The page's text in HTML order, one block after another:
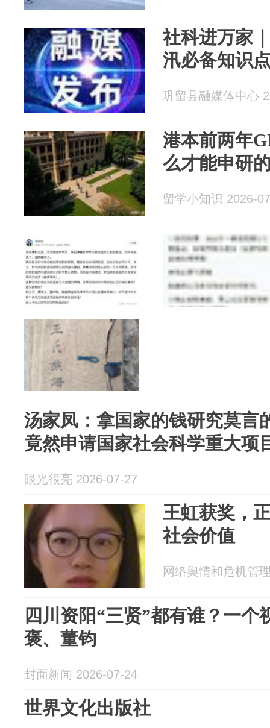
社科进万家
汛必备知识
巩留县融媒体中心
港本前两年
么才能申研
留学小知识 2026-
汤家凤：拿国家的钱研究莫言
竟然申请国家社会科学重大项
眼光很亮 2026-07-27
王虹获奖，
社会价值
网络舆情和危机管
四川资阳“三贤”都有谁？一个
褒、董钧
封面新闻 2026-07-24
世界文化出版社